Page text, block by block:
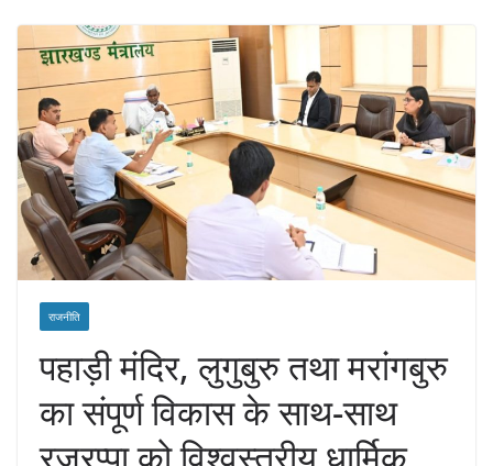
राजनीति
पहाड़ी मंदिर, लुगुबुरु तथा मरांगबुरु
का संपूर्ण विकास के साथ-साथ
रजरप्पा को विश्वस्तरीय धार्मिक